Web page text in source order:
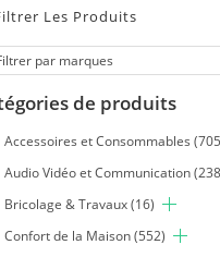
Les Produits
de produits
Accessoires et Consommables
Audio Vidéo et Communication
Bricolage & Travaux(16)
Confort de la Maison(552)